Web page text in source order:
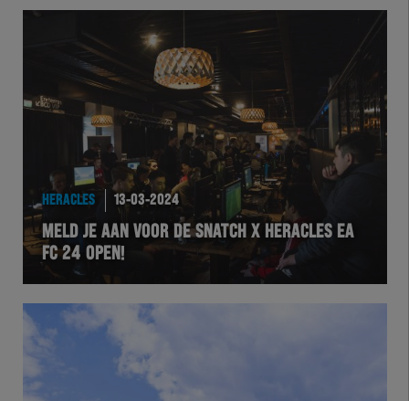
HEREXC
EXCHER
VOLHER
HERTEL
HERACLES 13-03-2024
MELD JE AAN VOOR DE SNATCH X HERACLES EA
FC 24 OPEN!